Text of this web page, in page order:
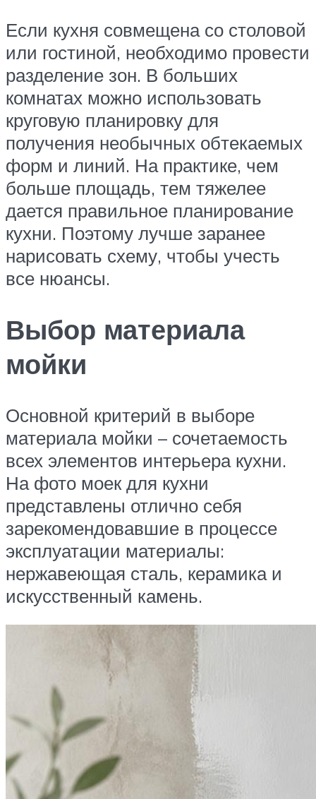
Если кухня совмещена со столовой
или гостиной, необходимо провести
разделение зон. В больших
комнатах можно использовать
круговую планировку для
получения необычных обтекаемых
форм и линий. На практике, чем
больше площадь, тем тяжелее
дается правильное планирование
кухни. Поэтому лучше заранее
нарисовать схему, чтобы учесть
все нюансы.
Выбор материала
мойки
Основной критерий в выборе
материала мойки – сочетаемость
всех элементов интерьера кухни.
На фото моек для кухни
представлены отлично себя
зарекомендовавшие в процессе
эксплуатации материалы:
нержавеющая сталь, керамика и
искусственный камень.